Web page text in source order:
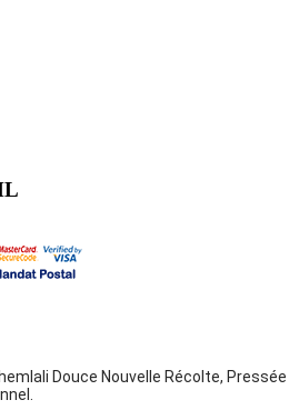
Douce Nouvelle Récolte, Pressée